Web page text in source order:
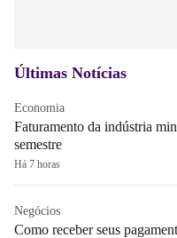
Últimas Notícias
Economia
Faturamento da indústria
semestre
Há 7 horas
Negócios
Como receber seus